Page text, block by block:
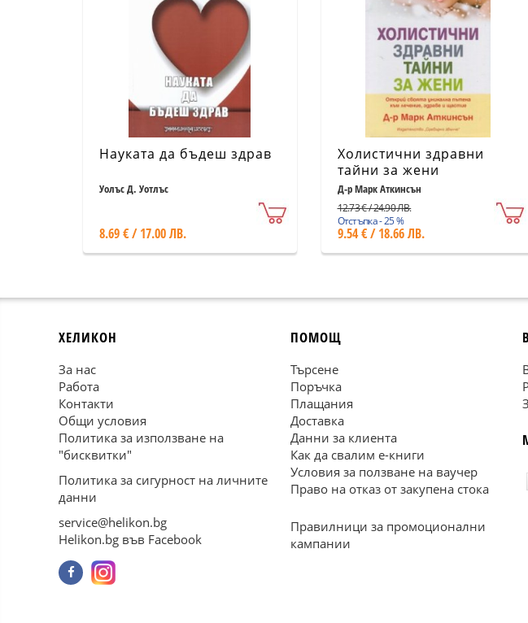
Науката да бъдеш здрав
Уолъс Д. Уотлъс
8.69 € / 17.00 ЛВ.
Холистични здравни
тайни за жени
Д-р Марк Аткинсън
12.73 € / 24.90 ЛВ.
Отстъпка - 25 %
9.54 € / 18.66 ЛВ.
ХЕЛИКОН
За нас
Работа
Контакти
Общи условия
Политика за използване на
"бисквитки"
Политика за сигурност на личните
данни
service@helikon.bg
Helikon.bg във Facebook
ПОМОЩ
Търсене
Поръчка
Плащания
Доставка
Данни за клиента
Как да свалим е-книги
Условия за ползване на ваучер
Право на отказ от закупена стока
Правилници за промоционални
кампании